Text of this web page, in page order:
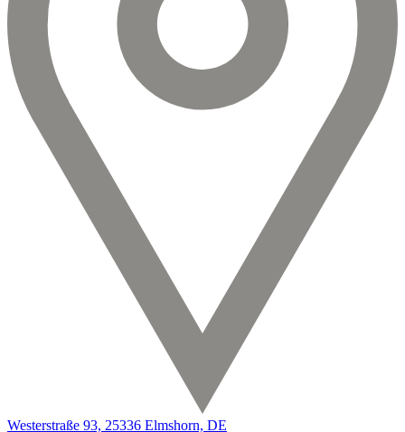
Westerstraße 93, 25336 Elmshorn, DE